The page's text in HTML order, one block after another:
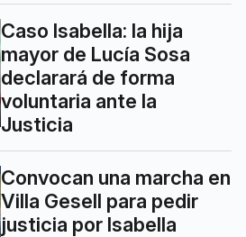
Caso Isabella: la hija
mayor de Lucía Sosa
declarará de forma
voluntaria ante la
Justicia
Convocan una marcha en
Villa Gesell para pedir
justicia por Isabella